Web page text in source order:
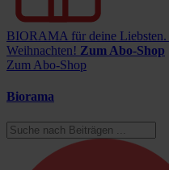
BIORAMA für deine Liebsten.
Weihnachten! Zum Abo-Shop
Zum Abo-Shop
Biorama